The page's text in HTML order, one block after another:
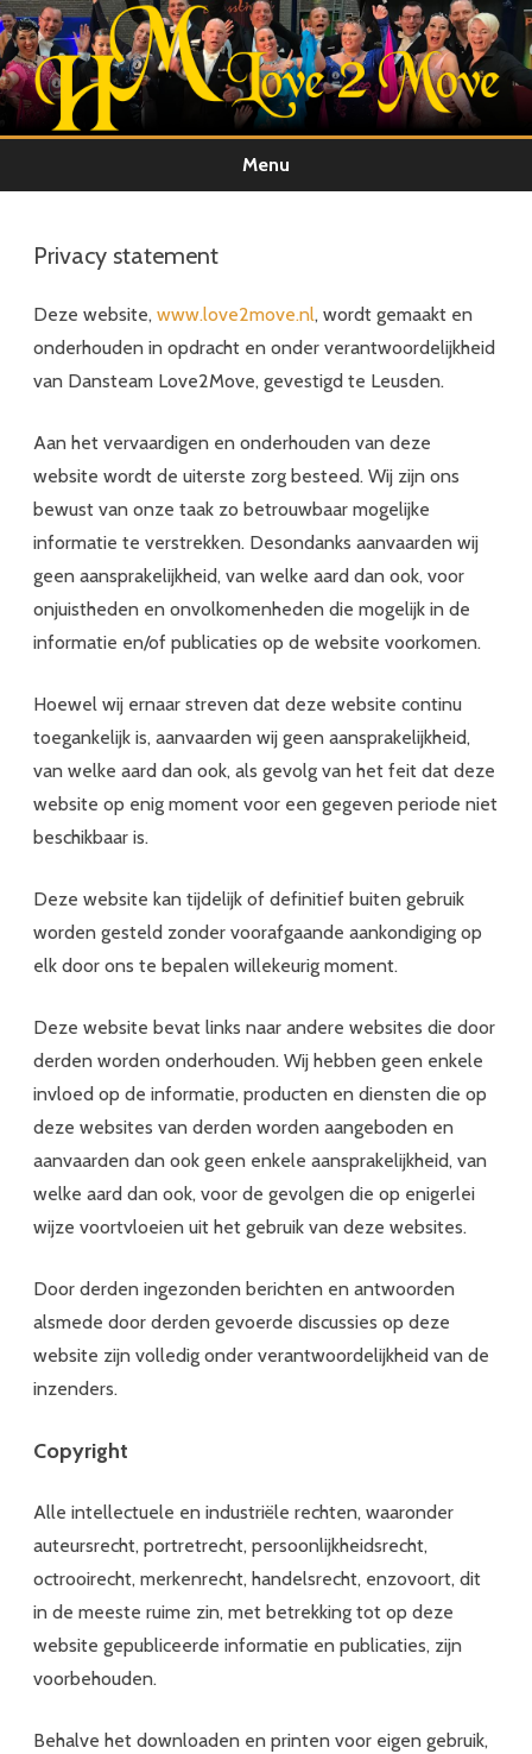
Menu
Privacy statement
Deze website, www.love2move.nl, wordt gemaakt en
onderhouden in opdracht en onder verantwoordelijkheid
van Dansteam Love2Move, gevestigd te Leusden.
Aan het vervaardigen en onderhouden van deze
website wordt de uiterste zorg besteed. Wij zijn ons
bewust van onze taak zo betrouwbaar mogelijke
informatie te verstrekken. Desondanks aanvaarden wij
geen aansprakelijkheid, van welke aard dan ook, voor
onjuistheden en onvolkomenheden die mogelijk in de
informatie en/of publicaties op de website voorkomen.
Hoewel wij ernaar streven dat deze website continu
toegankelijk is, aanvaarden wij geen aansprakelijkheid,
van welke aard dan ook, als gevolg van het feit dat deze
website op enig moment voor een gegeven periode niet
beschikbaar is.
Deze website kan tijdelijk of definitief buiten gebruik
worden gesteld zonder voorafgaande aankondiging op
elk door ons te bepalen willekeurig moment.
Deze website bevat links naar andere websites die door
derden worden onderhouden. Wij hebben geen enkele
invloed op de informatie, producten en diensten die op
deze websites van derden worden aangeboden en
aanvaarden dan ook geen enkele aansprakelijkheid, van
welke aard dan ook, voor de gevolgen die op enigerlei
wijze voortvloeien uit het gebruik van deze websites.
Door derden ingezonden berichten en antwoorden
alsmede door derden gevoerde discussies op deze
website zijn volledig onder verantwoordelijkheid van de
inzenders.
Copyright
Alle intellectuele en industriële rechten, waaronder
auteursrecht, portretrecht, persoonlijkheidsrecht,
octrooirecht, merkenrecht, handelsrecht, enzovoort, dit
in de meeste ruime zin, met betrekking tot op deze
website gepubliceerde informatie en publicaties, zijn
voorbehouden.
Behalve het downloaden en printen voor eigen gebruik,